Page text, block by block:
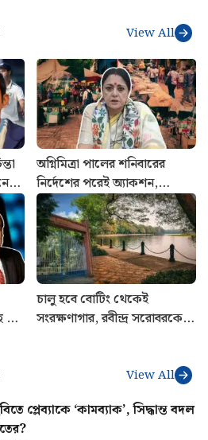
View All
অগ্নিমিত্রা পালের শনিবারের
নির্দেশের পরেই অ্যাকশন,
দখলমুক্ত পার্ক স্ট্রিটের ফুটপাত
চালু হবে বোটিং থেকেই
সংরক্ষণাগার, রবীন্দ্র সরোবরকে
View All
প্লেব্যাকে ‘কামব্যাক’, সিদ্ধান্ত বদল